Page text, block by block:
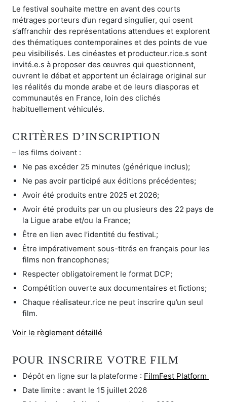
Le festival souhaite mettre en avant des courts
métrages porteurs d’un regard singulier, qui osent
s’affranchir des représentations attendues et explorent
des thématiques contemporaines et des points de vue
peu visibilisés. Les cinéastes et producteur.rice.s sont
invité.e.s à proposer des œuvres qui questionnent,
ouvrent le débat et apportent un éclairage original sur
les réalités du monde arabe et de leurs diasporas et
communautés en France, loin des clichés
habituellement véhiculés.
CRITÈRES D’INSCRIPTION
– les films doivent :
Ne pas excéder 25 minutes (générique inclus);
Ne pas avoir participé aux éditions précédentes;
Avoir été produits entre 2025 et 2026;
Avoir été produits par un ou plusieurs des 22 pays de
la Ligue arabe et/ou la France;
Être en lien avec l’identité du festivaL;
Être impérativement sous-titrés en français pour les
films non francophones;
Respecter obligatoirement le format DCP;
Compétition ouverte aux documentaires et fictions;
Chaque réalisateur.rice ne peut inscrire qu’un seul
film.
Voir le règlement détaillé
POUR INSCRIRE VOTRE FILM
Dépôt en ligne sur la plateforme : FilmFest Platform
Date limite : avant le 15 juillet 2026